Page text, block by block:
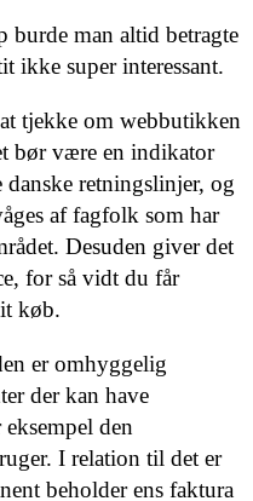
burde man altid betragte
ikke super interessant.
tjekke om webbutikken
bør være en indikator
retningslinjer, og
af fagfolk som har
Desuden giver det
for så vidt du får
køb.
er omhyggelig
der kan have
den
I relation til det er
beholder ens faktura